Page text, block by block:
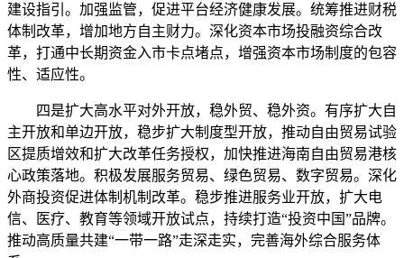
建设指引。加强监管，促进平台经济健康发展。统筹推进财税
体制改革，增加地方自主财力。深化资本市场投融资综合改
革，打通中长期资金入市卡点堵点，增强资本市场制度的包容
性、适应性。
四是扩大高水平对外开放，稳外贸、稳外资。有序扩大自
主开放和单边开放，稳步扩大制度型开放，推动自由贸易试验
区提质增效和扩大改革任务授权，加快推进海南自由贸易港核
心政策落地。积极发展服务贸易、绿色贸易、数字贸易。深化
外商投资促进体制机制改革。稳步推进服务业开放，扩大电
信、医疗、教育等领域开放试点，持续打造“投资中国”品牌。
推动高质量共建“一带一路”走深走实，完善海外综合服务体